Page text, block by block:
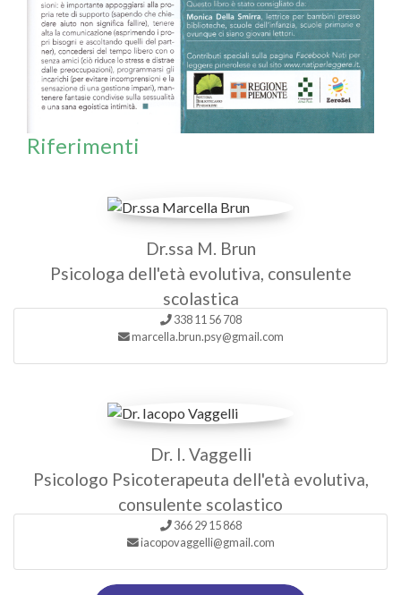
Riferimenti
Dr.ssa M. Brun
Psicologa dell'età evolutiva, consulente
scolastica
338 11 56 708
marcella.brun.psy@gmail.com
Dr. I. Vaggelli
Psicologo Psicoterapeuta dell'età evolutiva,
consulente scolastico
366 29 15 868
iacopovaggelli@gmail.com